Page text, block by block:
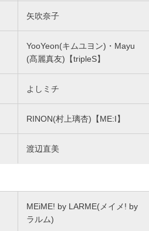
矢吹奈子
YooYeon(キムユヨン)・Mayu
(髙麗真友)【tripleS】
よしミチ
RINON(村上璃杏)【ME:I】
渡辺直美
MEiME! by LARME(メイメ! by
ラルム)